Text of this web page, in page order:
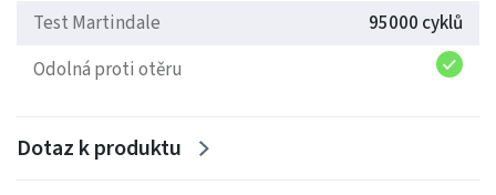
Test Martindale
95000 cyklů
Odolná proti otěru
Dotaz k produktu